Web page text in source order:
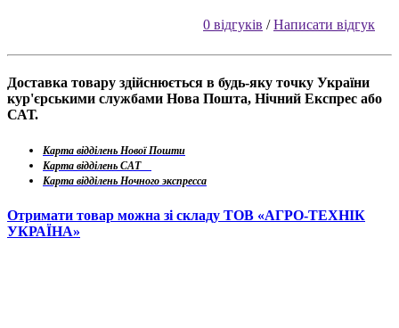
0 відгуків /Написати відгук
Доставка товару здійснюється в будь-яку точку України
кур'єрськими службами Нова Пошта, Нічний Експрес або
САТ.
Карта відділень Нової Пошти
Карта відділень САТ
Карта відділень Ночного экспресса
Отримати товар можна зі складу ТОВ «АГРО-ТЕХНІК
УКРАЇНА»